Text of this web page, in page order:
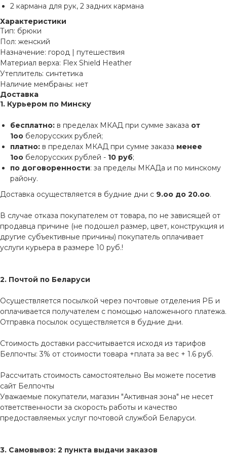
2 кармана для рук, 2 задних кармана
Характеристики
Тип: брюки
Пол: женский
Назначение: город | путешествия
Материал верха: Flex Shield Heather
Утеплитель: синтетика
Наличие мембраны: нет
Доставка
1. Курьером по Минску
бесплатно: в пределах МКАД при сумме заказа от
1оо белорусских рублей;
платно: в пределах МКАД при сумме заказа менее
1оо белорусских рублей - 10 руб;
по договоренности: за пределы МКАДа и по минскому
району.
Доставка осуществляется в будние дни с 9.оо до 20.оо.
В случае отказа покупателем от товара, по не зависящей от
продавца причине (не подошел размер, цвет, конструкция и
другие субъективные причины) покупатель оплачивает
услуги курьера в размере 10 руб.!
2. Почтой по Беларуси
Осуществляется посылкой через почтовые отделения РБ и
оплачивается получателем с помощью наложенного платежа.
Отправка посылок осуществляется в будние дни.
Стоимость доставки рассчитывается исходя из тарифов
Белпочты: 3% от стоимости товара +плата за вес + 1.6 руб.
Рассчитать стоимость самостоятельно Вы можете посетив
сайт Белпочты
Уважаемые покупатели, магазин "Активная зона" не несет
ответственности за скорость работы и качество
предоставляемых услуг почтовой службой Беларуси.
3. Самовывоз: 2 пункта выдачи заказов